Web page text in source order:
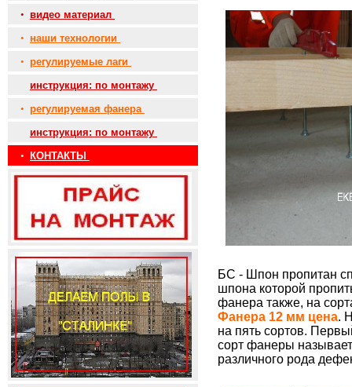
• видео материал
• наши технологии
• регулируемые лаги
инструкция: по монтажу
• регулируемая фанера
инструкция: по монтажу
•
КОНТАКТЫ
БС - Шпон пропитан
шпона которой
фанера также, на
Фанера 12 мм цена.
на пять сортов.
сорт фанеры
различного рода